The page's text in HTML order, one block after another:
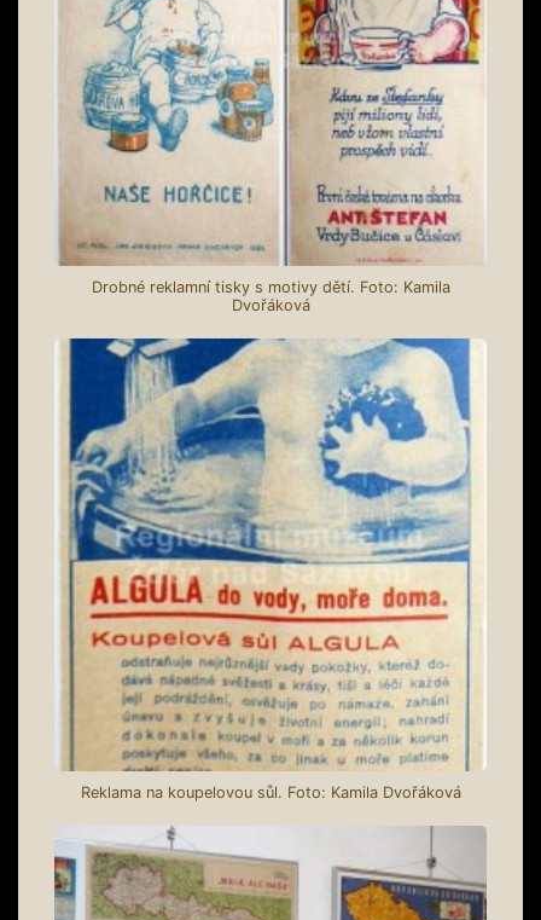
Drobné reklamní tisky s motivy dětí. Foto: Kamila
Dvořáková
Reklama na koupelovou sůl. Foto: Kamila Dvořáková